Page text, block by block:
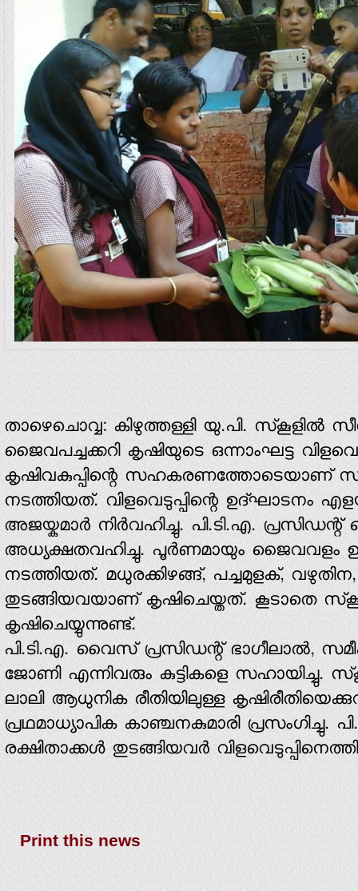
താഴെചൊവ്വ: കിഴുത്തള്ളി യു.പി. സ്‌കൂളില്‍
ജൈവപച്ചക്കറി കൃഷിയുടെ ഒന്നാംഘട്ട
കൃഷിവകുപ്പിന്റെ സഹകരണത്തോടെയാണ്
നടത്തിയത്. വിളവെടുപ്പിന്റെ ഉദ്ഘാടനം
അജയ്കുമാര്‍ നിര്‍വഹിച്ചു. പി.ടി.എ.
അധ്യക്ഷതവഹിച്ചു. പൂര്‍ണമായും ജൈവവളം
നടത്തിയത്. മധുരക്കിഴങ്ങ്, പച്ചമുളക്,
തുടങ്ങിയവയാണ് കൃഷിചെയ്തത്. കൂടാതെ
കൃഷിചെയ്യുന്നുണ്ട്.
പി.ടി.എ. വൈസ് പ്രസിഡന്റ് ഭാഗീലാല്‍,
ജോണി എന്നിവരും കുട്ടികളെ സഹായിച്ചു.
ലാലി ആധുനിക രീതിയിലുള്ള
പ്രഥമാധ്യാപിക കാഞ്ചനകുമാരി പ്രസംഗിച്ചു.
രക്ഷിതാക്കള്‍ തുടങ്ങിയവര്‍
Print this news